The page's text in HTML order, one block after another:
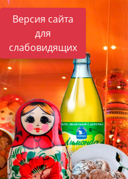
Версия сайта
для
слабовидящих